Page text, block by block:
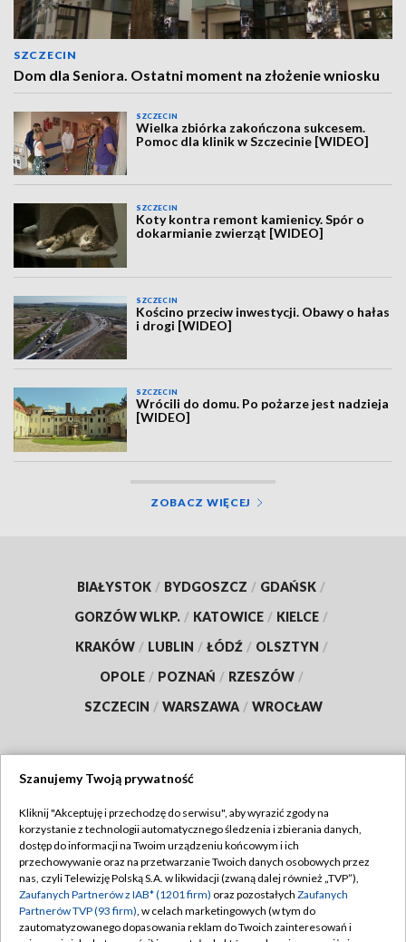
SZCZECIN
Dom dla Seniora. Ostatni moment na złożenie wniosku
SZCZECIN
Wielka zbiórka zakończona sukcesem.
Pomoc dla klinik w Szczecinie [WIDEO]
SZCZECIN
Koty kontra remont kamienicy. Spór o
dokarmianie zwierząt [WIDEO]
SZCZECIN
Kościno przeciw inwestycji. Obawy o hałas
i drogi [WIDEO]
SZCZECIN
Wrócili do domu. Po pożarze jest nadzieja
[WIDEO]
ZOBACZ WIĘCEJ
BIAŁYSTOK / BYDGOSZCZ / GDAŃSK /
GORZÓW WLKP. / KATOWICE / KIELCE /
KRAKÓW / LUBLIN / ŁÓDŹ / OLSZTYN /
OPOLE / POZNAŃ / RZESZÓW /
SZCZECIN / WARSZAWA / WROCŁAW
TVP
Abonament TVP
Emisja w TVP
Centrum informacji TVP
Regulamin TVP
Polityka prywatności
Moje zgody
Szanujemy Twoją prywatność
Kliknij "Akceptuję i przechodzę do serwisu", aby wyrazić zgody na
korzystanie z technologii automatycznego śledzenia i zbierania danych,
dostęp do informacji na Twoim urządzeniu końcowym i ich
przechowywanie oraz na przetwarzanie Twoich danych osobowych przez
nas, czyli Telewizję Polską S.A. w likwidacji (zwaną dalej również „TVP”),
Zaufanych Partnerów z IAB* (1201 firm) oraz pozostałych Zaufanych
Partnerów TVP (93 firm), w celach marketingowych (w tym do
zautomatyzowanego dopasowania reklam do Twoich zainteresowań i